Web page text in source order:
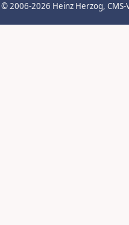
© 2006-2026 Heinz Herzog,